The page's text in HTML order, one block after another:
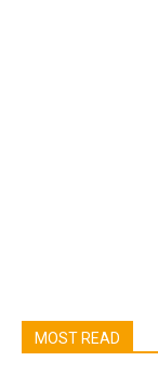
MOST READ